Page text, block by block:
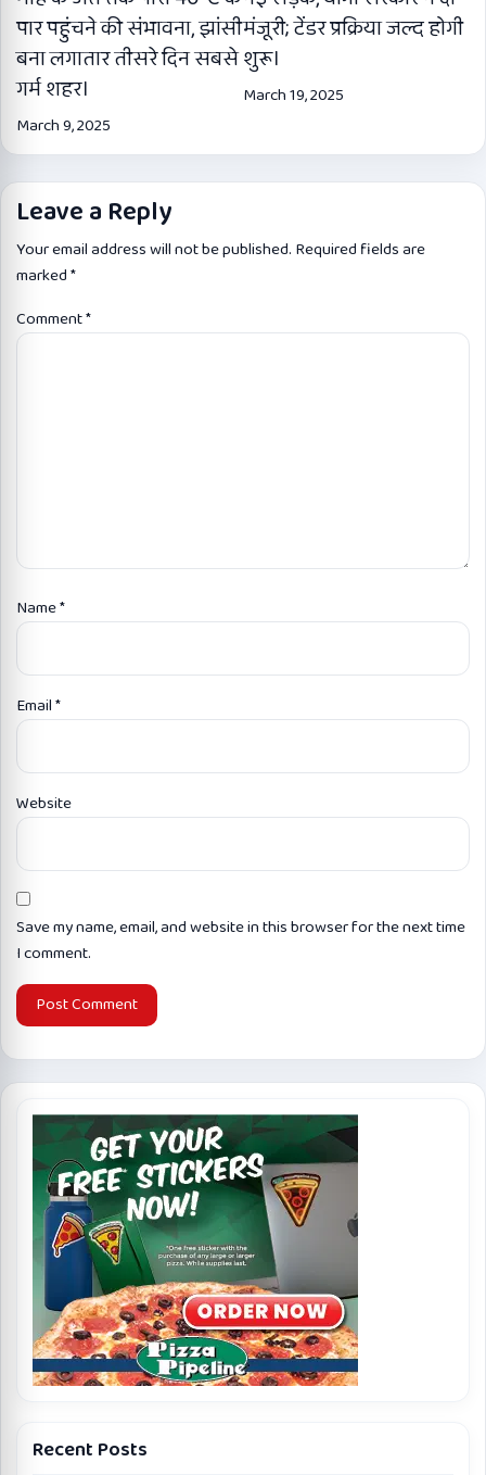
पार पहुंचने की संभावना, झांसी
बना लगातार तीसरे दिन सबसे
गर्म शहर।
March 9, 2025
मंजूरी; टेंडर प्रक्रिया जल्द होगी
शुरू।
March 19, 2025
Leave a Reply
Your email address will not be published. Required fields are
marked*
Comment*
Name*
Email*
Website
Save my name, email, and website in this browser for the next time
I comment.
Recent Posts